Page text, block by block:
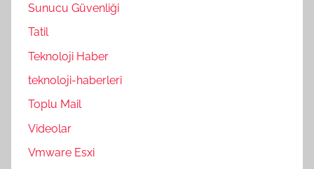
Sunucu Güvenliği
Tatil
Teknoloji Haber
teknoloji-haberleri
Toplu Mail
Videolar
Vmware Esxi